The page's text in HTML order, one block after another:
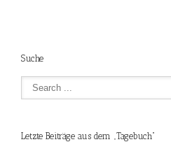
Suche
Letzte Beiträge aus dem „Tagebuch“